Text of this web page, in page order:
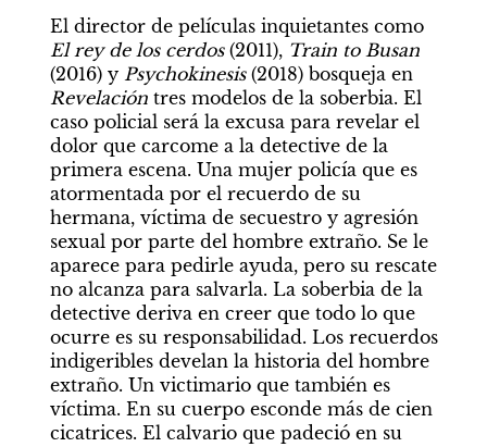
El director de películas inquietantes como
El rey de los cerdos (2011), Train to Busan
(2016) y Psychokinesis
(2018) bosqueja en
Revelación tres modelos de la soberbia. El
caso policial será la excusa para revelar el
dolor que carcome a la detective de la
primera escena. Una mujer policía que es
atormentada por el recuerdo de su
hermana, víctima de secuestro y agresión
sexual por parte del hombre extraño. Se le
aparece para pedirle ayuda, pero su rescate
no alcanza para salvarla. La soberbia de la
detective deriva en creer que todo lo que
ocurre es su responsabilidad. Los recuerdos
indigeribles develan la historia del hombre
extraño. Un victimario que también es
víctima. En su cuerpo esconde más de cien
cicatrices. El calvario que padeció en su